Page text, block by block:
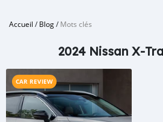
Accueil /Blog/Mots clés
2024 Nissan X-
CAR REVIEW